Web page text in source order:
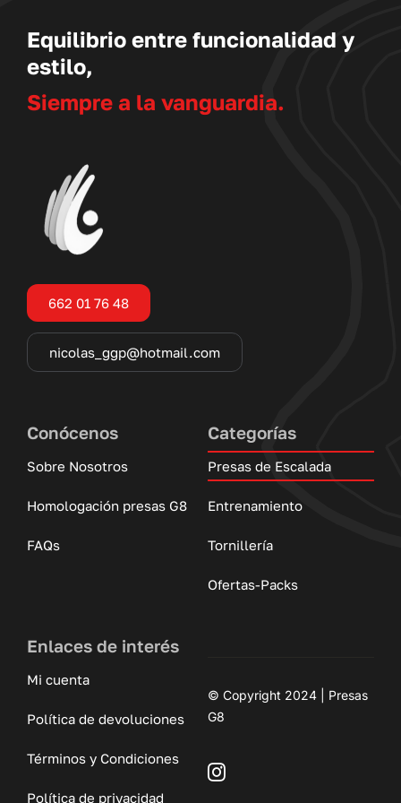
Equilibrio entre funcionalidad y
estilo,
Siempre a la vanguardia.
662 01 76 48
nicolas_ggp@hotmail.com
Conócenos
Sobre Nosotros
Homologación presas G8
FAQs
Categorías
Presas de Escalada
Entrenamiento
Tornillería
Ofertas-Packs
Enlaces de interés
Mi cuenta
Política de devoluciones
Términos y Condiciones
Política de privacidad
© Copyright 2024 | Presas
G8